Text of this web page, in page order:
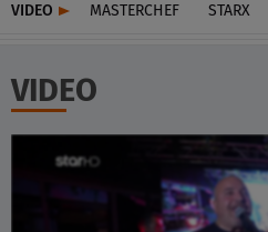
VIDEO MASTERCHEF STARX
VIDEO